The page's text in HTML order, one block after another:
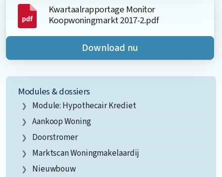
Kwartaalrapportage Monitor
Koopwoningmarkt 2017-2.pdf
Download nu
Modules & dossiers
Module: Hypothecair Krediet
Aankoop Woning
Doorstromer
Marktscan Woningmakelaardij
Nieuwbouw